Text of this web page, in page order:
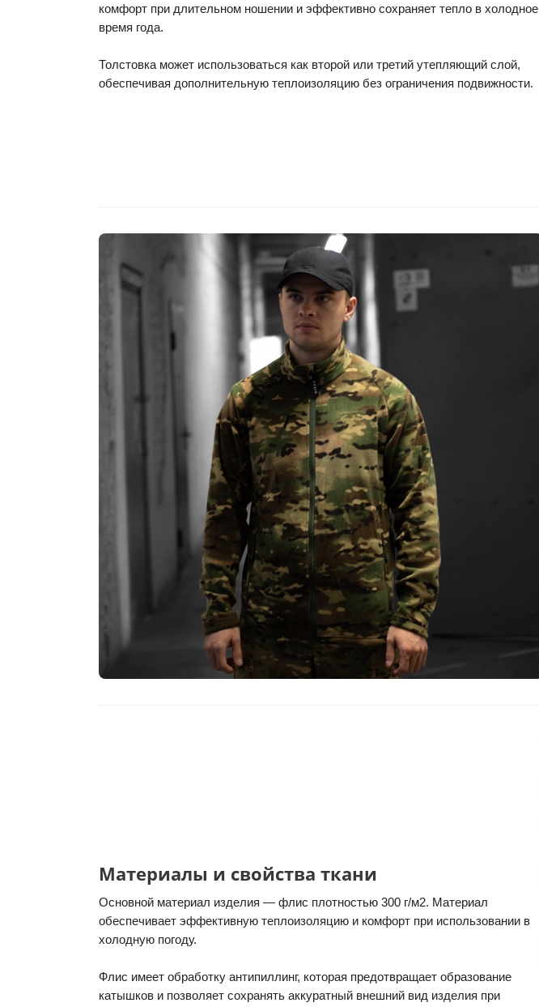
комфорт при длительном ношении и эффективно сохраняет тепло в холодное
время года.
Толстовка может использоваться как второй или третий утепляющий слой,
обеспечивая дополнительную теплоизоляцию без ограничения подвижности.
Материалы и свойства ткани
Основной материал изделия — флис плотностью 300 г/м2. Материал
обеспечивает эффективную теплоизоляцию и комфорт при использовании в
холодную погоду.
Флис имеет обработку антипиллинг, которая предотвращает образование
катышков и позволяет сохранять аккуратный внешний вид изделия при